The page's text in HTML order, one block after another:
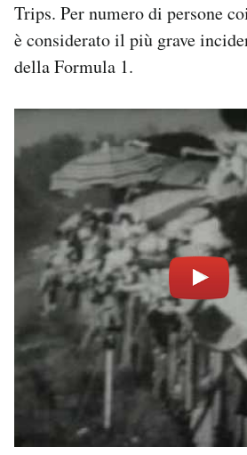
Trips. Per numero di persone
è considerato il più grave
della Formula 1.